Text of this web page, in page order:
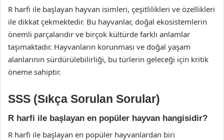
R harfi ile başlayan hayvan isimleri, çeşitlilikleri ve özellikleri
ile dikkat çekmektedir. Bu hayvanlar, doğal ekosistemlerin
önemli parçalarıdır ve birçok kültürde farklı anlamlar
taşımaktadır. Hayvanların korunması ve doğal yaşam
alanlarının sürdürülebilirliği, bu türlerin geleceği için kritik
öneme sahiptir.
SSS (Sıkça Sorulan Sorular)
R harfi ile başlayan en popüler hayvan hangisidir?
R harfi ile başlayan en popüler hayvanlardan biri